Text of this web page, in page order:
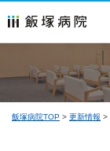
飯塚病院TOP 更新情報